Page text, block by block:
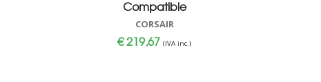
Compatible
CORSAIR
€219,67 (IVA inc.)